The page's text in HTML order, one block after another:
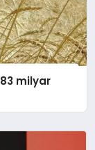
milyar